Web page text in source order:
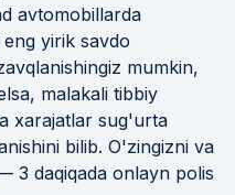
avtomobillarda
yirik savdo
mumkin,
malakali tibbiy
xarajatlar sug'urta
bilib. O'zingizni va
3 daqiqada onlayn polis